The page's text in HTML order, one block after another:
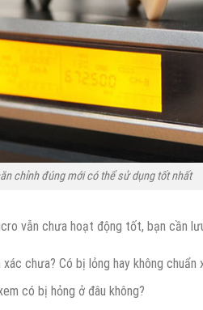
chỉnh đúng mới có thể sử dụng tốt nhất
vẫn chưa hoạt động tốt, bạn cần
chưa? Có bị lỏng hay không chuẩn
có bị hỏng ở đâu không?